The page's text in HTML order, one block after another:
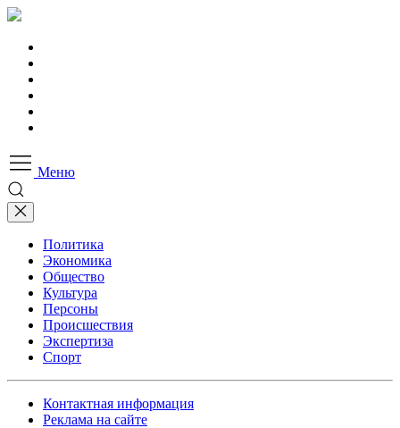
Меню
Политика
Экономика
Общество
Культура
Персоны
Происшествия
Экспертиза
Спорт
Контактная информация
Реклама на сайте